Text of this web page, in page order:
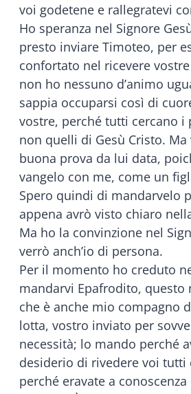
voi godetene e rallegratevi
Ho speranza nel Signore
presto inviare Timoteo, per
confortato nel ricevere
non ho nessuno d’animo
sappia occuparsi così di
vostre, perché tutti cercano i
non quelli di Gesù Cristo.
buona prova da lui data,
vangelo con me, come un
Spero quindi di mandarvelo
appena avrò visto chiaro
Ma ho la convinzione nel
verrò anch’io di persona.
Per il momento ho creduto
mandarvi Epafrodito, questo
che è anche mio compagno
lotta, vostro inviato per
necessità; lo mando perché
desiderio di rivedere voi tutti
perché eravate a